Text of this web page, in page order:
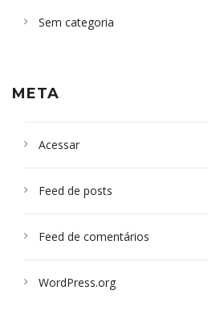
Sem categoria
META
Acessar
Feed de posts
Feed de comentários
WordPress.org